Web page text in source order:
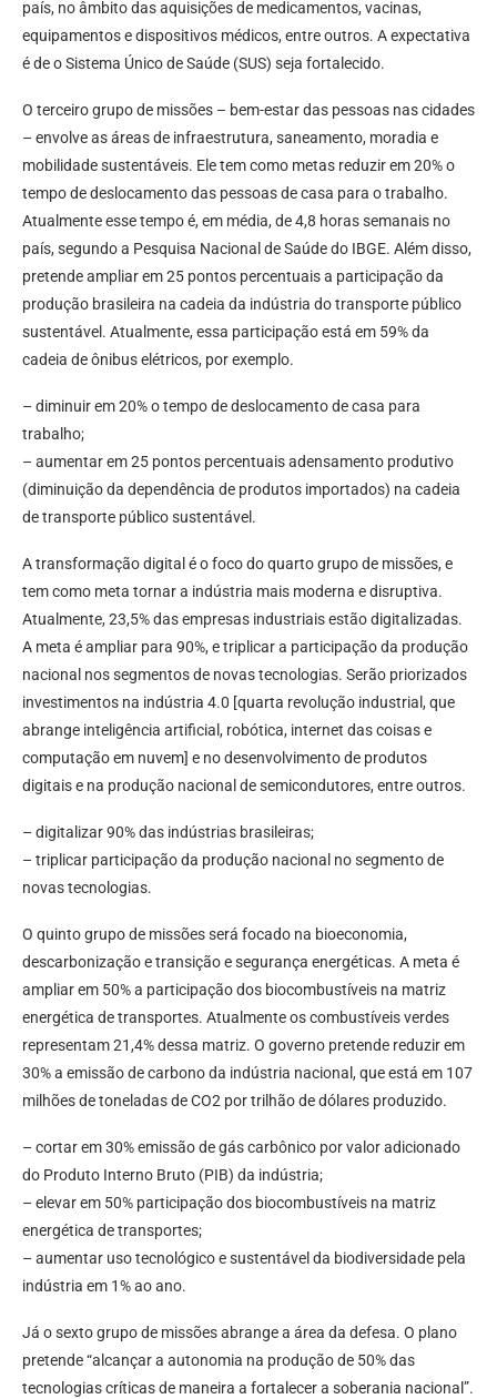
país, no âmbito das aquisições de medicamentos, vacinas,
equipamentos e dispositivos médicos, entre outros. A expectativa
é de o Sistema Único de Saúde (SUS) seja fortalecido.
O terceiro grupo de missões – bem-estar das pessoas nas cidades
– envolve as áreas de infraestrutura, saneamento, moradia e
mobilidade sustentáveis. Ele tem como metas reduzir em 20% o
tempo de deslocamento das pessoas de casa para o trabalho.
Atualmente esse tempo é, em média, de 4,8 horas semanais no
país, segundo a Pesquisa Nacional de Saúde do IBGE. Além disso,
pretende ampliar em 25 pontos percentuais a participação da
produção brasileira na cadeia da indústria do transporte público
sustentável. Atualmente, essa participação está em 59% da
cadeia de ônibus elétricos, por exemplo.
– diminuir em 20% o tempo de deslocamento de casa para
trabalho;
– aumentar em 25 pontos percentuais adensamento produtivo
(diminuição da dependência de produtos importados) na cadeia
de transporte público sustentável.
A transformação digital é o foco do quarto grupo de missões, e
tem como meta tornar a indústria mais moderna e disruptiva.
Atualmente, 23,5% das empresas industriais estão digitalizadas.
A meta é ampliar para 90%, e triplicar a participação da produção
nacional nos segmentos de novas tecnologias. Serão priorizados
investimentos na indústria 4.0 [quarta revolução industrial, que
abrange inteligência artificial, robótica, internet das coisas e
computação em nuvem] e no desenvolvimento de produtos
digitais e na produção nacional de semicondutores, entre outros.
– digitalizar 90% das indústrias brasileiras;
– triplicar participação da produção nacional no segmento de
novas tecnologias.
O quinto grupo de missões será focado na bioeconomia,
descarbonização e transição e segurança energéticas. A meta é
ampliar em 50% a participação dos biocombustíveis na matriz
energética de transportes. Atualmente os combustíveis verdes
representam 21,4% dessa matriz. O governo pretende reduzir em
30% a emissão de carbono da indústria nacional, que está em 107
milhões de toneladas de CO2 por trilhão de dólares produzido.
– cortar em 30% emissão de gás carbônico por valor adicionado
do Produto Interno Bruto (PIB) da indústria;
– elevar em 50% participação dos biocombustíveis na matriz
energética de transportes;
– aumentar uso tecnológico e sustentável da biodiversidade pela
indústria em 1% ao ano.
Já o sexto grupo de missões abrange a área da defesa. O plano
pretende “alcançar a autonomia na produção de 50% das
tecnologias críticas de maneira a fortalecer a soberania nacional”.